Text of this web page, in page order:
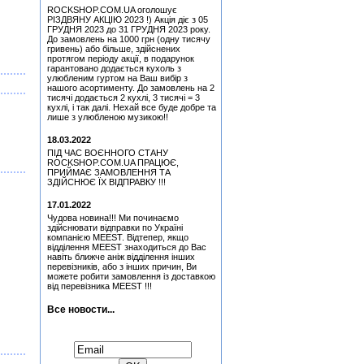
Медіатор Uriah Heep - Phil
Lanzon (Філ Лансон)
(Green) Колекційний
Медіатор Burning Dwarf
Attack Mr. Fastfinge Mika
Tyyska (Міка Тійскя)
Медіатор Uriah Heep - Phil
Lanzon (Філ Лансон)
(Yellow) Колекційний
Hart, Beth & Bonamassa,
Медіатор Attack Mr.
Fastfinge Mika Tyyska
(Міка Тійскя)
Медіатор Uriah Heep - Phil
(Green) Колекційний
Медіатор Accept Uwe Lulis
Медіатор Uriah Heep - Phil
Lanzon (Філ Лансон) (Red)
Колекційний
Медіатор Attack Mr.
(Black) (Міка Тійскя)
(CD+DVD)
ROCKSHOP.COM.UA оголошує
РІЗДВЯНУ АКЦІЮ 2023 !) Акція діє з 05
ГРУДНЯ 2023 до 31 ГРУДНЯ 2023 року.
До замовлень на 1000 грн (одну тисячу
гривень) або більше, здійснених
протягом періоду акції, в подарунок
гарантовано додається кухоль з
улюбленим гуртом на Ваш вибір з
нашого асортименту. До замовлень на 2
тисячі додається 2 кухлі, 3 тисячі = 3
кухлі, і так далі. Нехай все буде добре та
лише з улюбленою музикою!!
18.03.2022
ПІД ЧАС ВОЄННОГО СТАНУ
ROCKSHOP.COM.UA ПРАЦЮЄ,
ПРИЙМАЄ ЗАМОВЛЕННЯ ТА
ЗДІЙСНЮЄ ЇХ ВІДПРАВКУ !!!
17.01.2022
Чудова новина!!! Ми починаємо
здійснювати відправки по Україні
компанією MEEST. Відтепер, якщо
відділення MEEST знаходиться до Вас
навіть ближче аніж відділення інших
перевізників, або з інших причин, Ви
можете робити замовлення із доставкою
від перевізника MEEST !!!
Все новости...